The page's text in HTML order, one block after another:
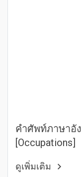
คำศัพท์ภาษาอั
[Occupations]
ดูเพิ่มเติม